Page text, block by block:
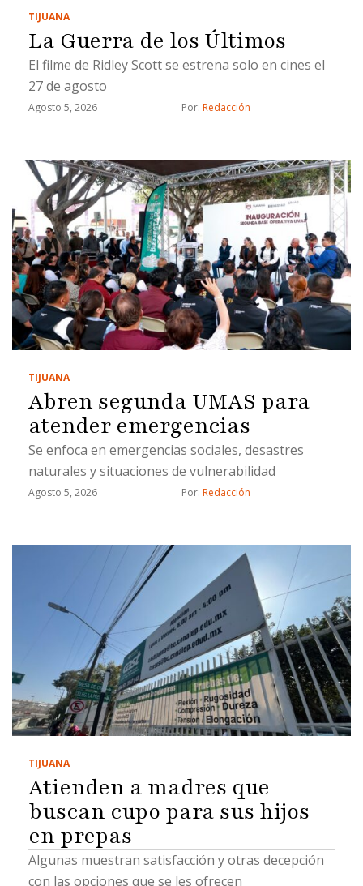
TIJUANA
La Guerra de los Últimos
El filme de Ridley Scott se estrena solo en cines el
27 de agosto
Agosto 5, 2026 Por: Redacción
TIJUANA
Abren segunda UMAS para
atender emergencias
Se enfoca en emergencias sociales, desastres
naturales y situaciones de vulnerabilidad
Agosto 5, 2026 Por: Redacción
TIJUANA
Atienden a madres que
buscan cupo para sus hijos
en prepas
Algunas muestran satisfacción y otras decepción
con las opciones que se les ofrecen